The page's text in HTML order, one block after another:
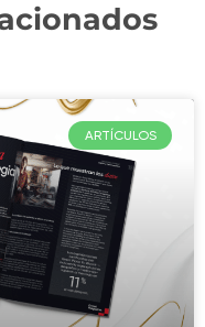
ARTÍCULOS